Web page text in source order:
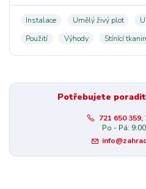
Instalace Umělý živý plot
Použití
Výhody Stínící
Potřebujete
721 650 359,
Po - Pá: